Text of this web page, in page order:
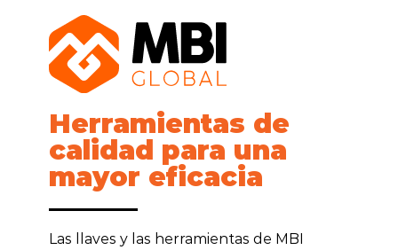
Herramientas de
calidad para una
mayor eficacia
Las llaves y las herramientas de MBI